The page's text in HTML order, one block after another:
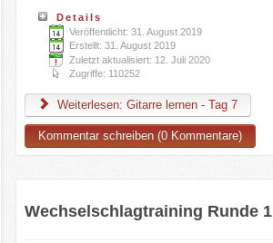
Details
Veröffentlicht: 31. August 2019
Erstellt: 31. August 2019
Zuletzt aktualisiert: 12. Juli 2020
Zugriffe: 110252
Weiterlesen: Gitarre lernen - Tag 7
Kommentar schreiben (0 Kommentare)
Wechselschlagtraining Runde 1